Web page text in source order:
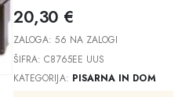
20,30 €
ZALOGA:56 NA ZALOGI
ŠIFRA:C8765EE UUS
KATEGORIJA: PISARNA IN DOM